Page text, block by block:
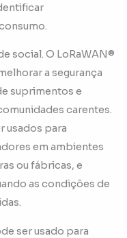
social. O LoRaWAN®
a segurança
suprimentos e
carentes.
usados para
em ambientes
ou fábricas, e
as condições de
ser usado para